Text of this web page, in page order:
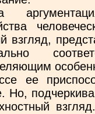
взгляд,
ее
Но,